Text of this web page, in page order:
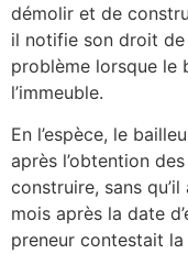
démolir et de
il notifie son droit
problème lorsque le
l’immeuble.
En l’espèce, le
après l’obtention
construire, sans
mois après la date
preneur contestait